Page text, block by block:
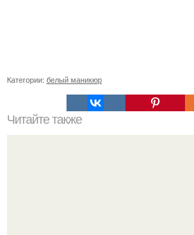
Категории: белый маникюр
Читайте также